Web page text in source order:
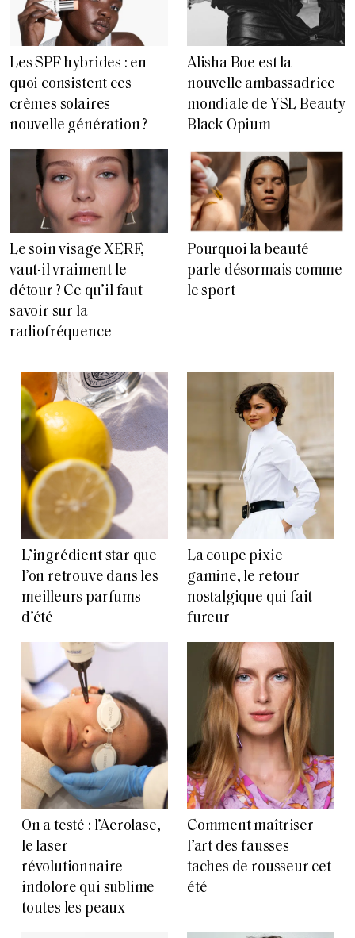
Les SPF hybrides : en
quoi consistent ces
crèmes solaires
nouvelle génération ?
Alisha Boe est la
nouvelle ambassadrice
mondiale de YSL Beauty
Black Opium
Le soin visage XERF,
vaut-il vraiment le
détour ? Ce qu’il faut
savoir sur la
radiofréquence
Pourquoi la beauté
parle désormais comme
le sport
L’ingrédient star que
l’on retrouve dans les
meilleurs parfums
d’été
La coupe pixie
gamine, le retour
nostalgique qui fait
fureur
On a testé : l’Aerolase,
le laser
révolutionnaire
indolore qui sublime
toutes les peaux
Comment maîtriser
l’art des fausses
taches de rousseur cet
été